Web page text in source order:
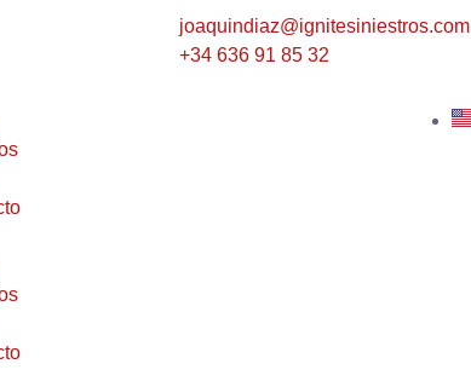
joaquindiaz@ignitesiniestros.com
+34 636 91 85 32